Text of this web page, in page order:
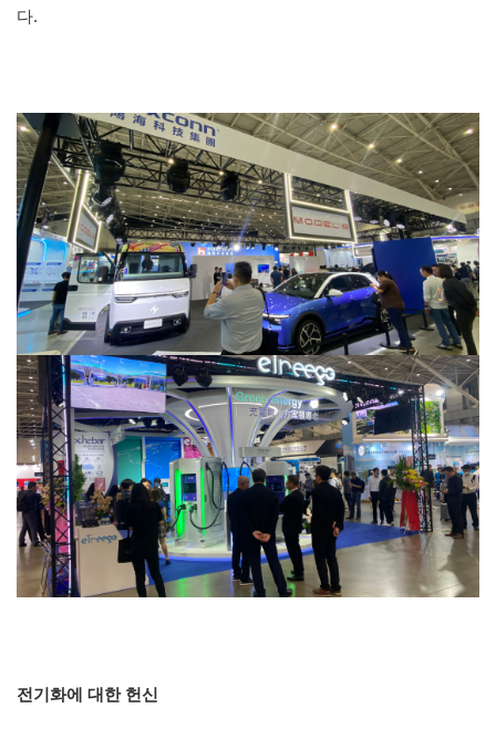
다.
전기화에 대한 헌신